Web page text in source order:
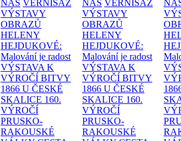
NÁS VERNISÁŽ
VÝSTAVY
OBRAZŮ
HELENY
HEJDUKOVÉ:
Malování je radost
VÝSTAVA K
VÝROČÍ BITVY
1866 U ČESKÉ
SKALICE 160.
VÝROČÍ
PRUSKO-
RAKOUSKÉ
NÁS VERNISÁŽ
VÝSTAVY
OBRAZŮ
HELENY
HEJDUKOVÉ:
Malování je radost
VÝSTAVA K
VÝROČÍ BITVY
1866 U ČESKÉ
SKALICE 160.
VÝROČÍ
PRUSKO-
RAKOUSKÉ